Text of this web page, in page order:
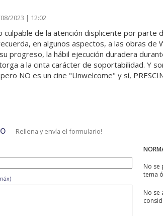
2023 | 12:02
culpable de la atención displicente por parte
en algunos aspectos, a las obras de
progreso, la hábil ejecución duradera
a la cinta carácter de soportabilidad. Y
NO es un cine "Unwelcome" y sí,
Rellena y envía el formulario!
No se
tema
No se